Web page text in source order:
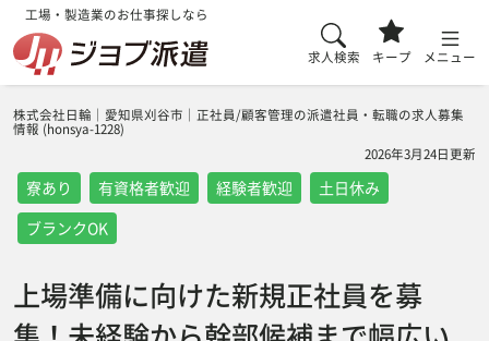
工場・製造業のお仕事探しなら
求人検索 キープ メニュー
株式会社日輪｜愛知県刈谷市｜正社員/顧客管理の派遣社員・転職の求人募集
情報 (honsya-1228)
2026年3月24日更新
寮あり 有資格者歓迎 経験者歓迎
土日休み
ブランクOK
上場準備に向けた新規正社員を募